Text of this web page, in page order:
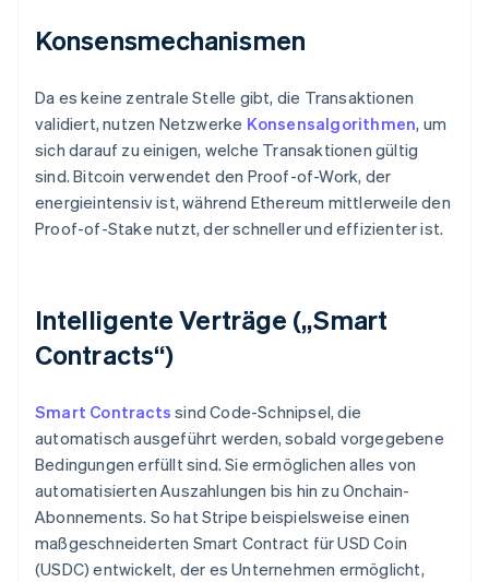
Konsensmechanismen
Da es keine zentrale Stelle gibt, die Transaktionen
validiert, nutzen Netzwerke Konsensalgorithmen, um
sich darauf zu einigen, welche Transaktionen gültig
sind. Bitcoin verwendet den Proof-of-Work, der
energieintensiv ist, während Ethereum mittlerweile den
Proof-of-Stake nutzt, der schneller und effizienter ist.
Intelligente Verträge („Smart
Contracts“)
Smart Contracts sind Code-Schnipsel, die
automatisch ausgeführt werden, sobald vorgegebene
Bedingungen erfüllt sind. Sie ermöglichen alles von
automatisierten Auszahlungen bis hin zu Onchain-
Abonnements. So hat Stripe beispielsweise einen
maßgeschneiderten Smart Contract für USD Coin
(USDC) entwickelt, der es Unternehmen ermöglicht,